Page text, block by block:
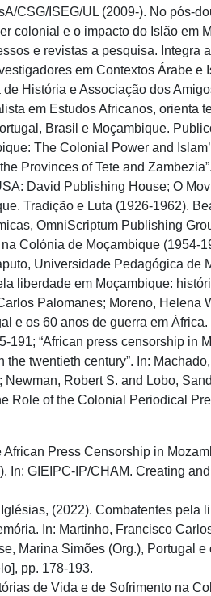
CSG/ISEG/UL (2009-). No pós-
colonial e o impacto do Islão em
e revistas a pesquisa. Integra
em Contextos Árabe e
de História eAssociação dos
em EstudosAfricanos, orienta
Brasil e Moçambique.
The Colonial Power and
Provinces of Tete and Zambezia”.
David Publishing House; O
. Tradição e Luta (1926-1962).
, OmniScriptum Publishing
na Colónia de Moçambique (1954-
Universidade Pedagógica de
liberdade em Moçambique:
Palomanes; Moreno, Helena
e os 60 anos de guerra em África.
191; “African press censorship in
twentieth century”. In:
Robert S. and Lobo,
Role of the Colonial Periodical
Press Censorship in
In: GIEIPC-IP/CHAM. Creating
(2022). Combatentes pela
In: Martinho, Francisco
Marina Simões (Org.), Portugal e
pp. 178-193.
de Vida e de Sofrimento na